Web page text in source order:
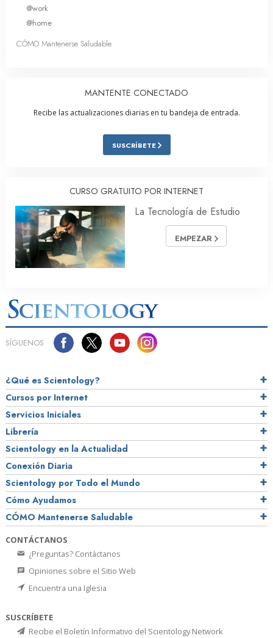
@work
@home
CÓMO Mantenerse Saludable
MANTENTE CONECTADO
Recibe las actualizaciones diarias en tu bandeja de entrada.
SUSCRÍBETE
CURSO GRATUITO POR INTERNET
La Tecnología de Estudio
EMPEZAR
SÍGUENOS
¿Qué es Scientology?
Cursos por Internet
Servicios Iniciales
Librería
Scientology en la Actualidad
Conexión Diaria
Scientology por Todo el Mundo
Cómo Ayudamos
CÓMO Mantenerse Saludable
CONTÁCTANOS
¿Preguntas? Contáctanos
Opiniones sobre el Sitio Web
Encuentra una Iglesia
SUSCRÍBETE
Recibe el Boletín Informativo del Scientology Network